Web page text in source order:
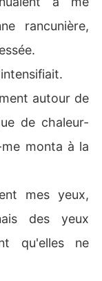
rancunière,
autour de
de chaleur-
monta à la
mes yeux,
des yeux
qu'elles ne